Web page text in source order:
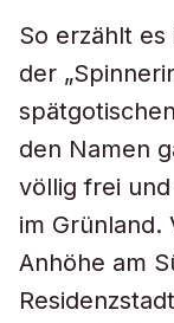
So erzählt
der
den Namen
völlig frei
im Grünland.
Anhöhe am